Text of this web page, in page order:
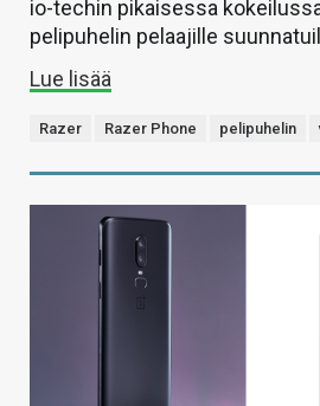
io-techin pikaisessa
pelipuhelin pelaajille
Lue lisää
Razer Razer Phone pelipuhelin